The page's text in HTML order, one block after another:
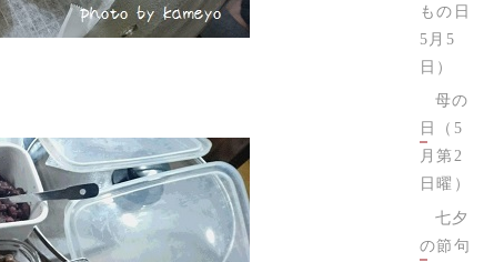
もの日
5月5
日）
母の
日（5
月第2
日曜）
七夕
の節句